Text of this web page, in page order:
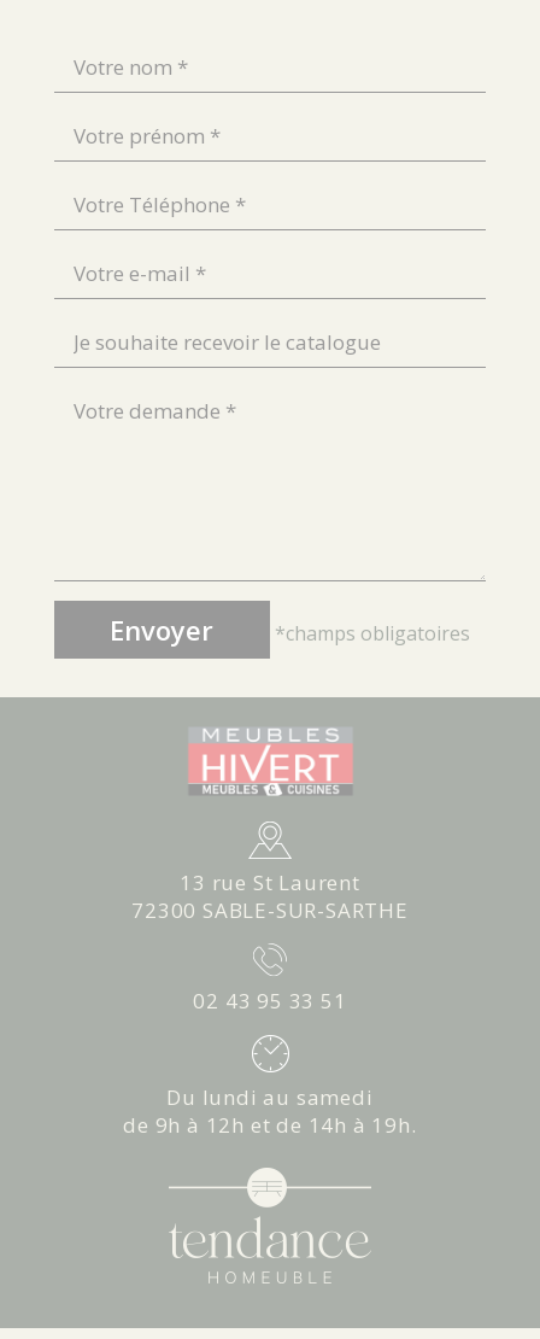
*champs obligatoires
13 rue St Laurent
72300 SABLE-SUR-SARTHE
02 43 95 33 51
Du lundi au samedi
de 9h à 12h et de 14h à 19h.